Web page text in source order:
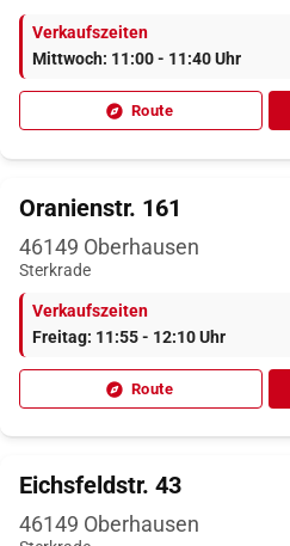
Verkaufszeiten
Mittwoch: 11:00 - 11:40 Uhr
Route
Oranienstr. 161
46149 Oberhausen
Sterkrade
Verkaufszeiten
Freitag: 11:55 - 12:10 Uhr
Route
Eichsfeldstr. 43
46149 Oberhausen